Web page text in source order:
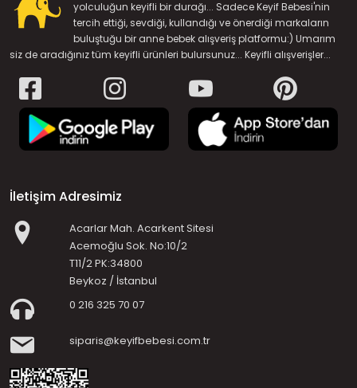
yolculuğun keyifli bir durağı... Sadece Keyif Bebesi'nin
tercih ettiği, sevdiği, kullandığı ve önerdiği markaların
buluştuğu bir anne bebek alışveriş platformu:) Umarım
siz de aradığınız tüm keyifli ürünleri bulursunuz... Keyifli alışverişler...
İletişim Adresimiz
Acarlar Mah. Acarkent Sitesi
Acemoğlu Sok. No:10/2
T11/2 PK:34800
Beykoz / İstanbul
0 216 325 70 07
siparis@keyifbebesi.com.tr